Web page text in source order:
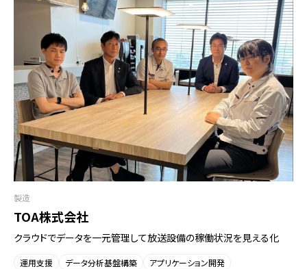
製造
TOA株式会社
クラウドでデータを一元管理して放送設備の稼働状況を見える化
運用支援 データ分析基盤構築
アプリケーション開発